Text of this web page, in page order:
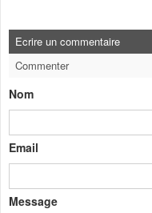
Ecrire un commentaire
Commenter
Nom
Email
Message